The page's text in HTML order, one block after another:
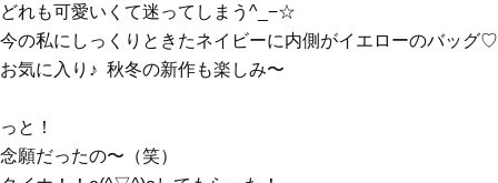
どれも可愛いくて迷ってしまう^_−☆
今の私にしっくりときたネイビーに内側がイエローのバッグ♡
お気に入り♪ 秋冬の新作も楽しみ〜
っと！
念願だったの〜（笑）